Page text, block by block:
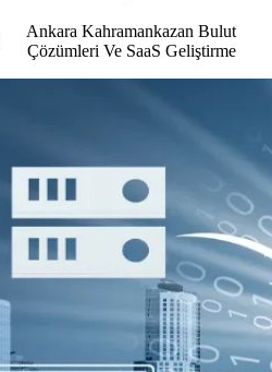
Ankara Kahramankazan Bulut
Çözümleri Ve SaaS Geliştirme